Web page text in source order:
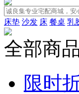
床垫 沙发 床 餐桌 乳
全部商
限时